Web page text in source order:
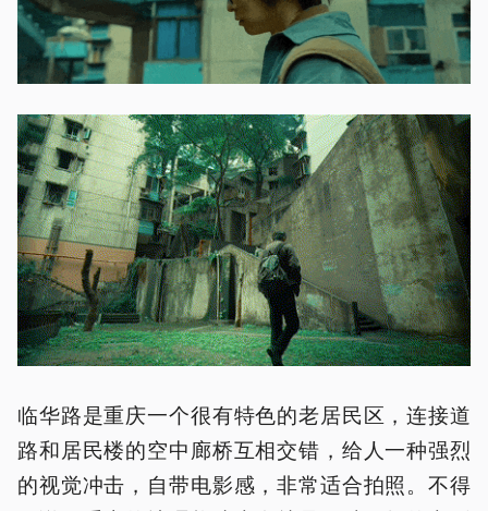
临华路是重庆一个很有特色的老居民区，连接道
路和居民楼的空中廊桥互相交错，给人一种强烈
的视觉冲击，自带电影感，非常适合拍照。不得